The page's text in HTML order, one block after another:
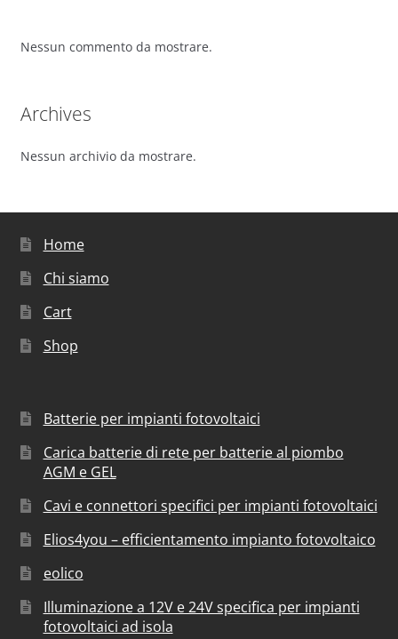
Nessun commento da mostrare.
Archives
Nessun archivio da mostrare.
Home
Chi siamo
Cart
Shop
Batterie per impianti fotovoltaici
Carica batterie di rete per batterie al piombo
AGM e GEL
Cavi e connettori specifici per impianti fotovoltaici
Elios4you – efficientamento impianto fotovoltaico
eolico
Illuminazione a 12V e 24V specifica per impianti
fotovoltaici ad isola